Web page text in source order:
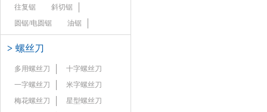
往复锯
斜切锯
圆锯/电圆锯
油锯
> 螺丝刀
多用螺丝刀
十字螺丝刀
一字螺丝刀
米字螺丝刀
梅花螺丝刀
星型螺丝刀